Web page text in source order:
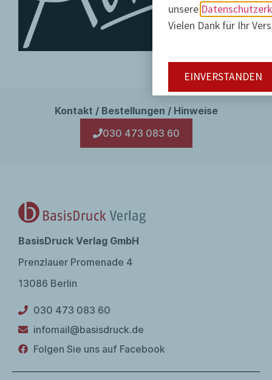
Kontakt / Bestellungen / Hinweise
030 473 083 60
BasisDruck Verlag GmbH
Prenzlauer Promenade 4
13086 Berlin
030 473 083 60
infomail@basisdruck.de
Folgen Sie uns auf Facebook
unsere
Vielen Dank für Ihr
EINVERSTANDEN